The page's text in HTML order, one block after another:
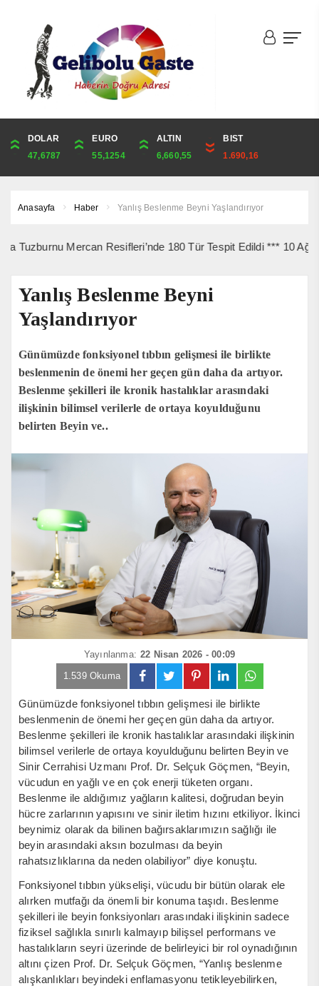
DOLAR
47,6787
EURO
55,1254
ALTIN
6,660,55
BIST
1.690,16
ONS
4,341,81
ALTIN
6,660,55
ÇEYREK
10,889,99
CUMHURİYET
44,750,00
Anasayfa Haber Yanlış Beslenme Beyni Yaşlandırıyor
Mercan Resifleri’nde 180 Tür Tespit Edildi *** 10
Yanlış Beslenme Beyni
Yaşlandırıyor
Günümüzde fonksiyonel tıbbın gelişmesi ile birlikte
beslenmenin de önemi her geçen gün daha da artıyor.
Beslenme şekilleri ile kronik hastalıklar arasındaki
ilişkinin bilimsel verilerle de ortaya koyulduğunu
belirten Beyin ve..
Yayınlanma: 22 Nisan 2026 - 00:09
1.539 Okuma
Günümüzde fonksiyonel tıbbın gelişmesi ile birlikte
beslenmenin de önemi her geçen gün daha da artıyor.
Beslenme şekilleri ile kronik hastalıklar arasındaki ilişkinin
bilimsel verilerle de ortaya koyulduğunu belirten Beyin ve
Sinir Cerrahisi Uzmanı Prof. Dr. Selçuk Göçmen, “Beyin,
vücudun en yağlı ve en çok enerji tüketen organı.
Beslenme ile aldığımız yağların kalitesi, doğrudan beyin
hücre zarlarının yapısını ve sinir iletim hızını etkiliyor. İkinci
beynimiz olarak da bilinen bağırsaklarımızın sağlığı ile
beyin arasındaki aksın bozulması da beyin
rahatsızlıklarına da neden olabiliyor” diye konuştu.
Fonksiyonel tıbbın yükselişi, vücudu bir bütün olarak ele
alırken mutfağı da önemli bir konuma taşıdı. Beslenme
şekilleri ile beyin fonksiyonları arasındaki ilişkinin sadece
fiziksel sağlıkla sınırlı kalmayıp bilişsel performans ve
hastalıkların seyri üzerinde de belirleyici bir rol oynadığının
altını çizen Prof. Dr. Selçuk Göçmen, “Yanlış beslenme
alışkanlıkları beyindeki enflamasyonu tetikleyebilirken,